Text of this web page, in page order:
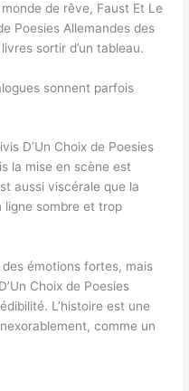
de rêve, Faust Et Le
Poesies Allemandes des
sortir d’un tableau.
sonnent parfois
D’Un Choix de Poesies
la mise en scène est
aussi viscérale que la
ligne sombre et trop
des émotions fortes, mais
Choix de Poesies
L’histoire est une
comme un